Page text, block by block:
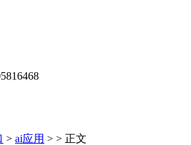
> ai应用 > > 正文